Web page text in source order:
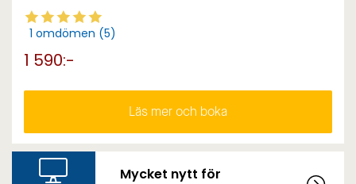
1 omdömen (5)
1 590:-
Läs mer och boka
Mycket nytt för